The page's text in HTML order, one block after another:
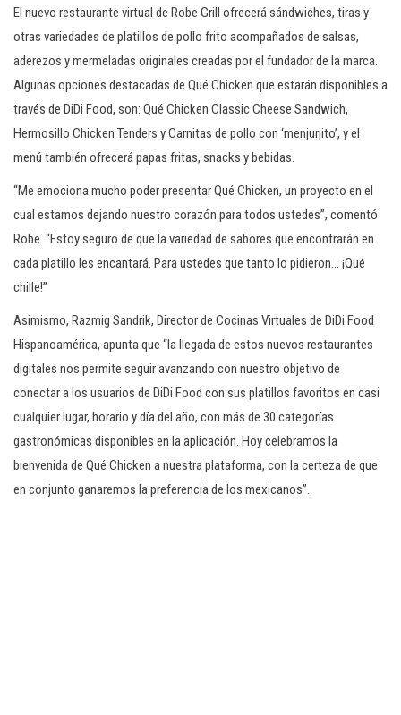
El nuevo restaurante virtual de Robe Grill ofrecerá sándwiches, tiras y
otras variedades de platillos de pollo frito acompañados de salsas,
aderezos y mermeladas originales creadas por el fundador de la marca.
Algunas opciones destacadas de Qué Chicken que estarán disponibles a
través de DiDi Food, son: Qué Chicken Classic Cheese Sandwich,
Hermosillo Chicken Tenders y Carnitas de pollo con ‘menjurjito’, y el
menú también ofrecerá papas fritas, snacks y bebidas.
“Me emociona mucho poder presentar Qué Chicken, un proyecto en el
cual estamos dejando nuestro corazón para todos ustedes”, comentó
Robe. “Estoy seguro de que la variedad de sabores que encontrarán en
cada platillo les encantará. Para ustedes que tanto lo pidieron… ¡Qué
chille!”
Asimismo, Razmig Sandrik, Director de Cocinas Virtuales de DiDi Food
Hispanoamérica, apunta que “la llegada de estos nuevos restaurantes
digitales nos permite seguir avanzando con nuestro objetivo de
conectar a los usuarios de DiDi Food con sus platillos favoritos en casi
cualquier lugar, horario y día del año, con más de 30 categorías
gastronómicas disponibles en la aplicación. Hoy celebramos la
bienvenida de Qué Chicken a nuestra plataforma, con la certeza de que
en conjunto ganaremos la preferencia de los mexicanos”.